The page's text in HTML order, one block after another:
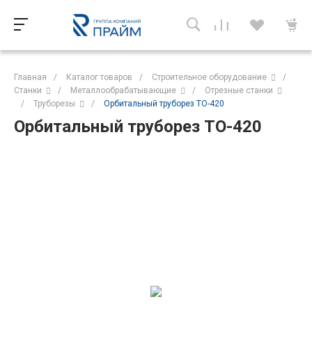
Главная / Каталог товаров / Строительное оборудование
/
Станки
/ Металлообрабатывающие /
Отрезные станки
/
Труборезы / Орбитальный труборез ТО-420
Орбитальный труборез ТО-420